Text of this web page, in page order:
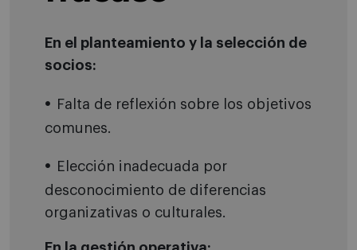
En el planteamiento y la selección de
socios:
Falta de reflexión sobre los objetivos
comunes.
Elección inadecuada por
desconocimiento de diferencias
organizativas o culturales.